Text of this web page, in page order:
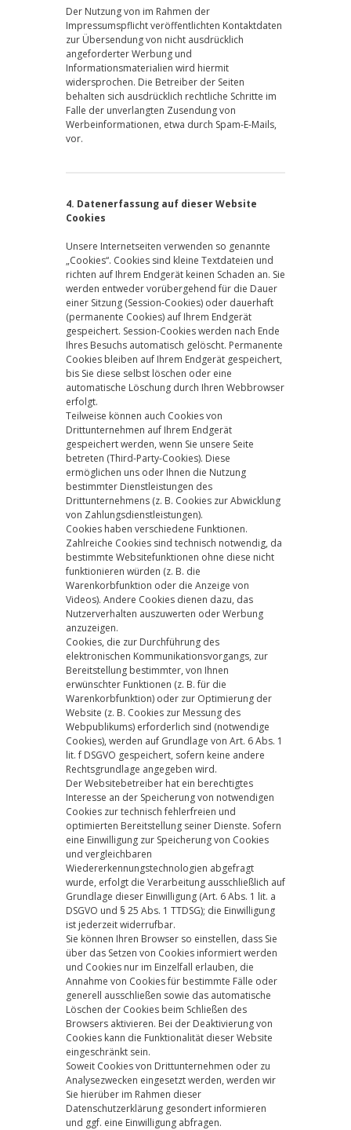
Der Nutzung von im Rahmen der
Impressumspflicht veröffentlichten Kontaktdaten
zur Übersendung von nicht ausdrücklich
angeforderter Werbung und
Informationsmaterialien wird hiermit
widersprochen. Die Betreiber der Seiten
behalten sich ausdrücklich rechtliche Schritte im
Falle der unverlangten Zusendung von
Werbeinformationen, etwa durch Spam-E-Mails,
vor.
4. Datenerfassung auf dieser Website
Cookies
Unsere Internetseiten verwenden so genannte
„Cookies“. Cookies sind kleine Textdateien und
richten auf Ihrem Endgerät keinen Schaden an. Sie
werden entweder vorübergehend für die Dauer
einer Sitzung (Session-Cookies) oder dauerhaft
(permanente Cookies) auf Ihrem Endgerät
gespeichert. Session-Cookies werden nach Ende
Ihres Besuchs automatisch gelöscht. Permanente
Cookies bleiben auf Ihrem Endgerät gespeichert,
bis Sie diese selbst löschen oder eine
automatische Löschung durch Ihren Webbrowser
erfolgt.
Teilweise können auch Cookies von
Drittunternehmen auf Ihrem Endgerät
gespeichert werden, wenn Sie unsere Seite
betreten (Third-Party-Cookies). Diese
ermöglichen uns oder Ihnen die Nutzung
bestimmter Dienstleistungen des
Drittunternehmens (z. B. Cookies zur Abwicklung
von Zahlungsdienstleistungen).
Cookies haben verschiedene Funktionen.
Zahlreiche Cookies sind technisch notwendig, da
bestimmte Websitefunktionen ohne diese nicht
funktionieren würden (z. B. die
Warenkorbfunktion oder die Anzeige von
Videos). Andere Cookies dienen dazu, das
Nutzerverhalten auszuwerten oder Werbung
anzuzeigen.
Cookies, die zur Durchführung des
elektronischen Kommunikationsvorgangs, zur
Bereitstellung bestimmter, von Ihnen
erwünschter Funktionen (z. B. für die
Warenkorbfunktion) oder zur Optimierung der
Website (z. B. Cookies zur Messung des
Webpublikums) erforderlich sind (notwendige
Cookies), werden auf Grundlage von Art. 6 Abs. 1
lit. f DSGVO gespeichert, sofern keine andere
Rechtsgrundlage angegeben wird.
Der Websitebetreiber hat ein berechtigtes
Interesse an der Speicherung von notwendigen
Cookies zur technisch fehlerfreien und
optimierten Bereitstellung seiner Dienste. Sofern
eine Einwilligung zur Speicherung von Cookies
und vergleichbaren
Wiedererkennungstechnologien abgefragt
wurde, erfolgt die Verarbeitung ausschließlich auf
Grundlage dieser Einwilligung (Art. 6 Abs. 1 lit. a
DSGVO und § 25 Abs. 1 TTDSG); die Einwilligung
ist jederzeit widerrufbar.
Sie können Ihren Browser so einstellen, dass Sie
über das Setzen von Cookies informiert werden
und Cookies nur im Einzelfall erlauben, die
Annahme von Cookies für bestimmte Fälle oder
generell ausschließen sowie das automatische
Löschen der Cookies beim Schließen des
Browsers aktivieren. Bei der Deaktivierung von
Cookies kann die Funktionalität dieser Website
eingeschränkt sein.
Soweit Cookies von Drittunternehmen oder zu
Analysezwecken eingesetzt werden, werden wir
Sie hierüber im Rahmen dieser
Datenschutzerklärung gesondert informieren
und ggf. eine Einwilligung abfragen.